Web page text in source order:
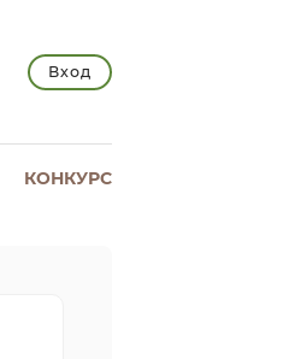
Вход
КОНКУРС